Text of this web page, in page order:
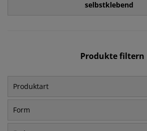
selbstklebend
Produkte filtern
Produktart
Form